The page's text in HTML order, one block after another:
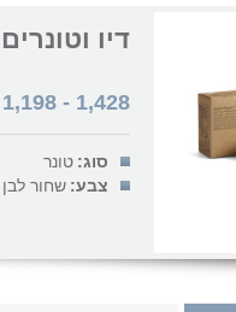
דיו וטונרים Xerox 106R02610 זירוקס
1,428
-
1,198
סוג: טונר
צבע: שחור לבן